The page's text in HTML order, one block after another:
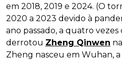
em 2018, 2019 e 2024. (O
2020 a 2023 devido à
ano passado, a quatro
derrotou Zheng Qinwen
Zheng nasceu em Wuhan,